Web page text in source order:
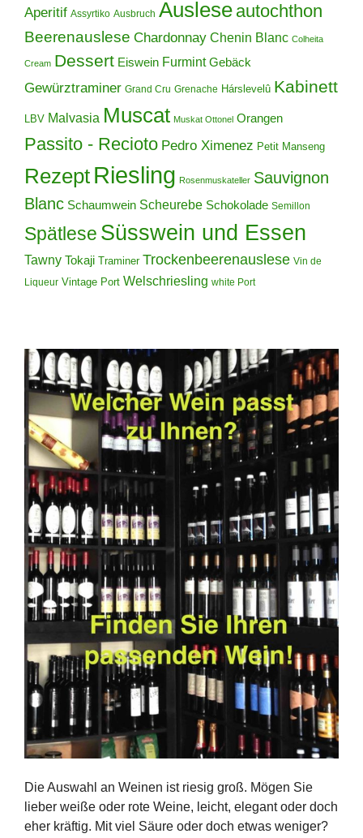
Aperitif Assyrtiko Ausbruch Auslese autochthon
Beerenauslese Chardonnay Chenin Blanc Colheita
Cream Dessert Eiswein Furmint Gebäck
Gewürztraminer Grand Cru Grenache Hárslevelû Kabinett
LBV Malvasia Muscat Muskat Ottonel Orangen
Passito - Recioto Pedro Ximenez Petit Manseng
Rezept Riesling Rosenmuskateller Sauvignon
Blanc Schaumwein Scheurebe Schokolade Semillon
Spätlese Süsswein und Essen
Tawny Tokaji Traminer Trockenbeerenauslese Vin de
Liqueur Vintage Port Welschriesling white Port
Die Auswahl an Weinen ist riesig groß. Mögen Sie
lieber weiße oder rote Weine, leicht, elegant oder doch
eher kräftig. Mit viel Säure oder doch etwas weniger?